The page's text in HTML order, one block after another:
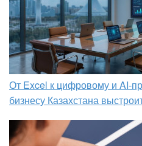
От Excel к цифровому и
бизнесу Казахстана